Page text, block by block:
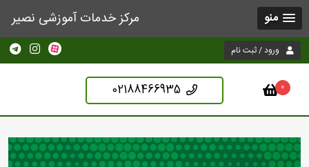
مرکز خدمات آموزشی نصیر منو
ورود / ثبت نام
0
02188466935